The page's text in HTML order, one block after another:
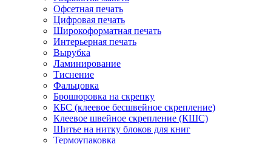
Офсетная печать
Цифровая печать
Широкоформатная печать
Интерьерная печать
Вырубка
Ламинирование
Тиснение
Фальцовка
Брошюровка на скрепку
КБС (клеевое бесшвейное скрепление)
Клеевое швейное скрепление (КШС)
Шитье на нитку блоков для книг
Термоупаковка